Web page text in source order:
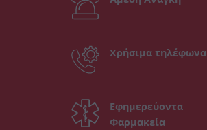
Χρήσιμα τηλέφωνα
Εφημερεύοντα
Φαρμακεία